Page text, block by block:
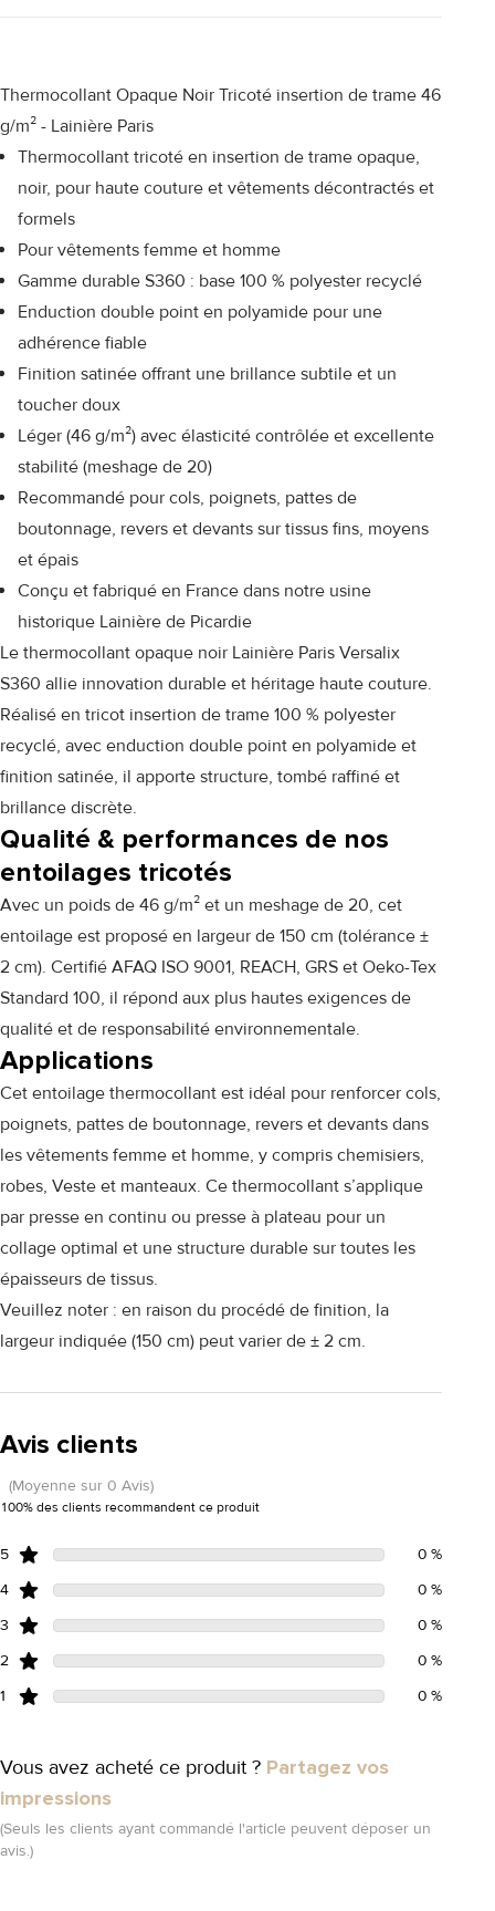
Thermocollant Opaque Noir Tricoté insertion de trame 46
g/m² - Lainière Paris
Thermocollant tricoté en insertion de trame opaque,
noir, pour haute couture et vêtements décontractés et
formels
Pour vêtements femme et homme
Gamme durable S360 : base 100 % polyester recyclé
Enduction double point en polyamide pour une
adhérence fiable
Finition satinée offrant une brillance subtile et un
toucher doux
Léger (46 g/m²) avec élasticité contrôlée et excellente
stabilité (meshage de 20)
Recommandé pour cols, poignets, pattes de
boutonnage, revers et devants sur tissus fins, moyens
et épais
Conçu et fabriqué en France dans notre usine
historique Lainière de Picardie
Le thermocollant opaque noir Lainière Paris Versalix
S360 allie innovation durable et héritage haute couture.
Réalisé en tricot insertion de trame 100 % polyester
recyclé, avec enduction double point en polyamide et
finition satinée, il apporte structure, tombé raffiné et
brillance discrète.
Qualité & performances de nos
entoilages tricotés
Avec un poids de 46 g/m² et un meshage de 20, cet
entoilage est proposé en largeur de 150 cm (tolérance ±
2 cm). Certifié AFAQ ISO 9001, REACH, GRS et Oeko-Tex
Standard 100, il répond aux plus hautes exigences de
qualité et de responsabilité environnementale.
Applications
Cet entoilage thermocollant est idéal pour renforcer cols,
poignets, pattes de boutonnage, revers et devants dans
les vêtements femme et homme, y compris chemisiers,
robes, Veste et manteaux. Ce thermocollant s’applique
par presse en continu ou presse à plateau pour un
collage optimal et une structure durable sur toutes les
épaisseurs de tissus.
Veuillez noter : en raison du procédé de finition, la
largeur indiquée (150 cm) peut varier de ± 2 cm.
Avis clients
(Moyenne sur 0 Avis)
100% des clients recommandent ce produit
5
0 %
4
0 %
3
0 %
2
0 %
1
0 %
Vous avez acheté ce produit ? Partagez vos
impressions
(Seuls les clients ayant commandé l'article peuvent déposer un
avis.)